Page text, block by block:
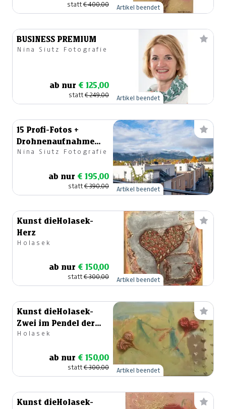
statt€ 400,00 Artikel beendet
BUSINESS PREMIUM
Nina Siutz Fotografie
ab nur € 125,00
statt€ 249,00 Artikel beendet
15 Profi-Fotos +
Drohnenaufnahme
für Ihren
Nina Siutz Fotografie
ab nur € 195,00
statt€ 390,00 Artikel beendet
Kunst dieHolasek-
Herz
Holasek
ab nur € 150,00
statt€ 300,00 Artikel beendet
Kunst dieHolasek-
Zwei im Pendel der
Liebe
Holasek
ab nur € 150,00
statt€ 300,00 Artikel beendet
Kunst dieHolasek-